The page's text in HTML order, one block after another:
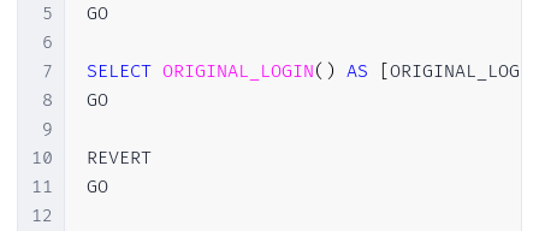
5
6
7
8
9
10
11
12
GO
SELECT ORIGINAL_LOGIN( ) AS [
GO
REVERT
GO